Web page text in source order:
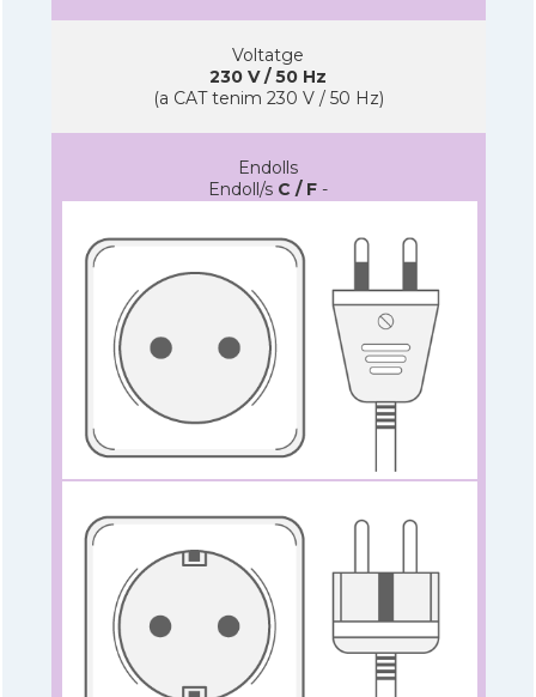
Voltatge
230 V / 50 Hz
(a CAT tenim 230 V / 50 Hz)
Endolls
Endoll/s C / F -